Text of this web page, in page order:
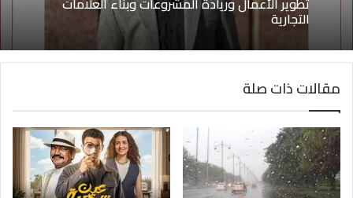
محمود ياسر زغلول.. رحلة شاب طموح جمع بين
تطوير الأعمال وريادة المشروعات وبناء العلامات
التجارية
يوسف أيمن درويش.. عقلية بيعية شابة تقود التغيير
وتؤهل الشباب لسوق العمل2026
مقالات ذات صلة